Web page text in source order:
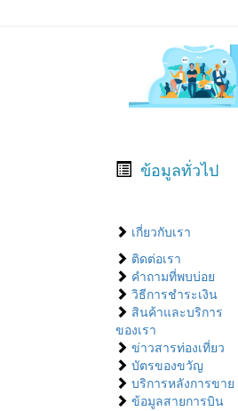
ข้อมูลทั่วไป
เกี่ยวกับเรา
ติดต่อเรา
คำถามที่พบบ่อย
วิธีการชำระเงิน
สินค้าและบริการ
ของเรา
ข่าวสารท่องเที่ยว
บัตรของขวัญ
บริการหลังการขาย
ข้อมูลสายการบิน